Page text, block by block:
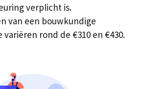
verplicht is.
van een bouwkundige
variëren rond de €310 en €430.